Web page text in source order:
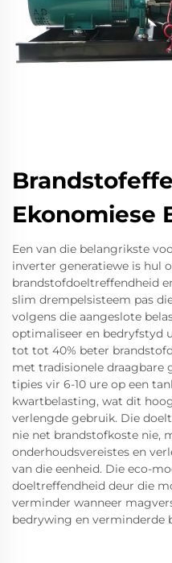
Ekonomiese
Een van die belangrikste
inverter generatiewe is hul
brandstofdoeltreffendheid
slim drempelsisteem pas
volgens die aangeslote
optimaliseer en bedryfstyd
tot tot 40% beter
met tradisionele draagbare
tipies vir 6-10 ure op een
kwartbelasting, wat dit
verlengde gebruik. Die
nie net brandstofkoste nie,
onderhoudsvereistes en
van die eenheid. Die eco-
doeltreffendheid deur die
verminder wanneer
bedrywing en verminderde